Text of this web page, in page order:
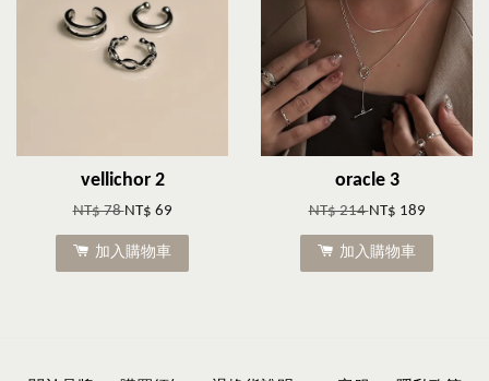
vellichor 2
NT$ 78NT$ 69
加入購物車
oracle 3
NT$ 214NT$ 189
加入購物車